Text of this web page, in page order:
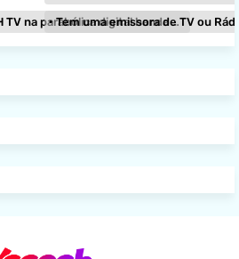
na parabólica digital banda KU?
Tem uma emissora de TV ou Rádio